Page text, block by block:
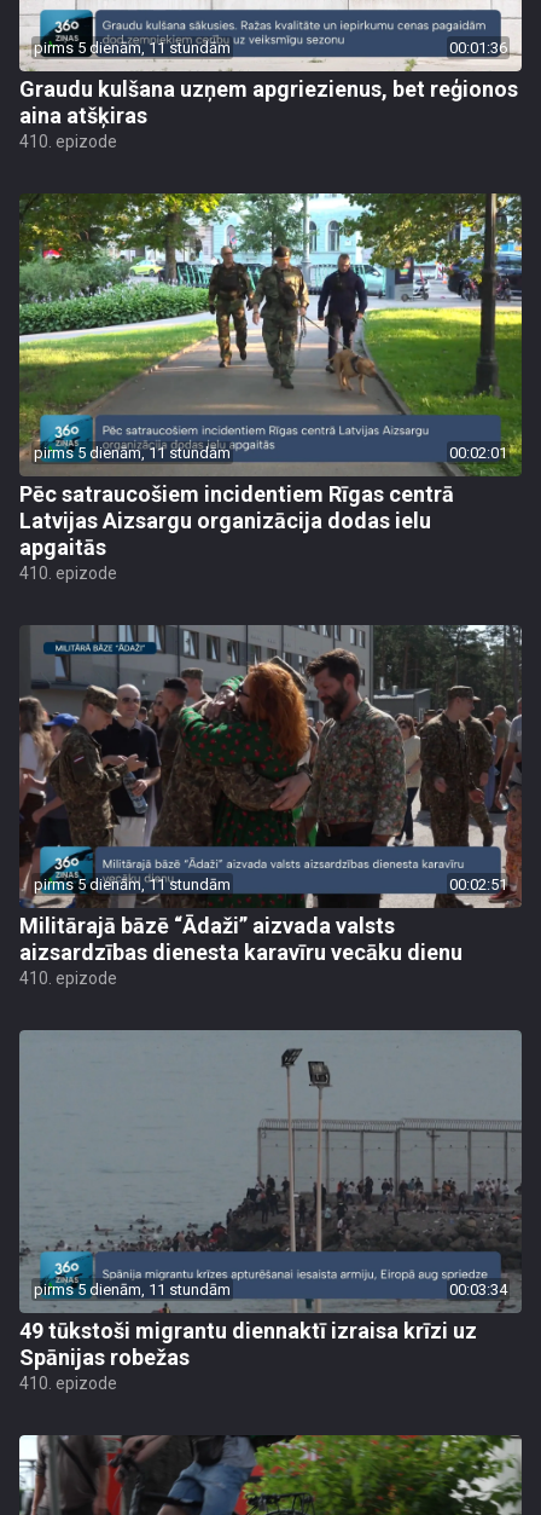
pirms 5 dienām, 11 stundām 00:01:36
Graudu kulšana uzņem apgriezienus, bet reģionos
aina atšķiras
410. epizode
pirms 5 dienām, 11 stundām 00:02:01
Pēc satraucošiem incidentiem Rīgas centrā
Latvijas Aizsargu organizācija dodas ielu
apgaitās
410. epizode
pirms 5 dienām, 11 stundām 00:02:51
Militārajā bāzē “Ādaži” aizvada valsts
aizsardzības dienesta karavīru vecāku dienu
410. epizode
pirms 5 dienām, 11 stundām 00:03:34
49 tūkstoši migrantu diennaktī izraisa krīzi uz
Spānijas robežas
410. epizode